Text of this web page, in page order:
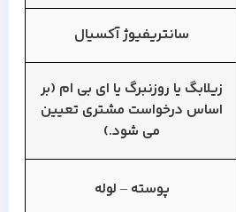
سانتریفیوژ آکسیال
زیلابگ یا روزنبرگ یا ای بی ام (بر
اساس درخواست مشتری تعیین
می شود.)
پوسته – لوله